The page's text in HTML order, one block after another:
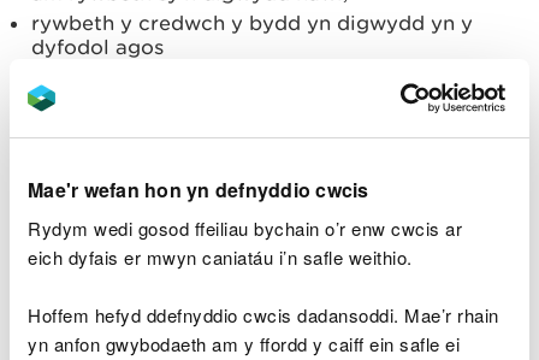
Mae'r wefan hon yn defnyddio cwcis
Rydym wedi gosod ffeiliau bychain o’r enw cwcis ar
eich dyfais er mwyn caniatáu i’n safle weithio.
Hoffem hefyd ddefnyddio cwcis dadansoddi. Mae’r rhain
yn anfon gwybodaeth am y ffordd y caiff ein safle ei
rywbeth y credwch y bydd yn digwydd yn y
dyfodol agos
Dylech allu dangos fod sail resymol dros eich
Efallai y byddwch hefyd yn ei chael yn haws lleisio
pryder ar y cyd os oes dau neu fwy ohonoch yn
rhannu’r un pryder.
Rhowch wybod ar-lein